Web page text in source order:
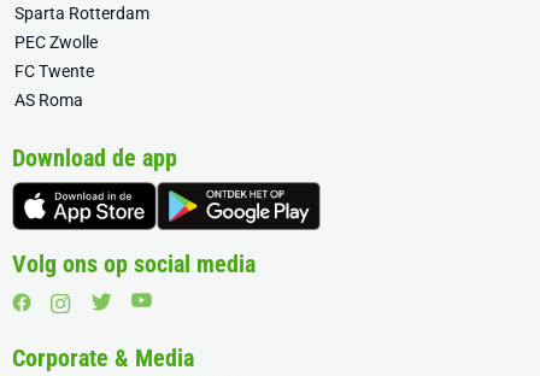
Sparta Rotterdam
PEC Zwolle
FC Twente
AS Roma
Download de app
Volg ons op social media
Corporate & Media